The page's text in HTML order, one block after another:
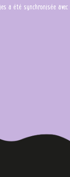
a été synchronisée avec